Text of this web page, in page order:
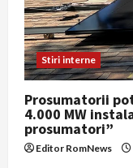
Stiri interne
Prosumatorii
4.000 MW
prosumatori”
Editor RomNews